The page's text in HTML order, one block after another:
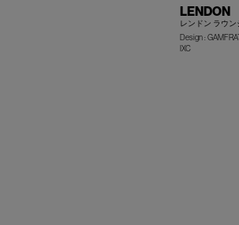
LENDON
レンドン ラウン
Design :
IXC